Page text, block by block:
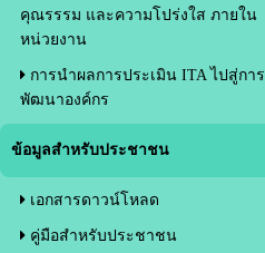
คุณรรรม และความโปร่งใส ภายใน
หน่วยงาน
การนำผลการประเมิน ITA ไปสู่การ
พัฒนาองค์กร
ข้อมูลสำหรับประชาชน
เอกสารดาวน์โหลด
คู่มือสำหรับประชาชน